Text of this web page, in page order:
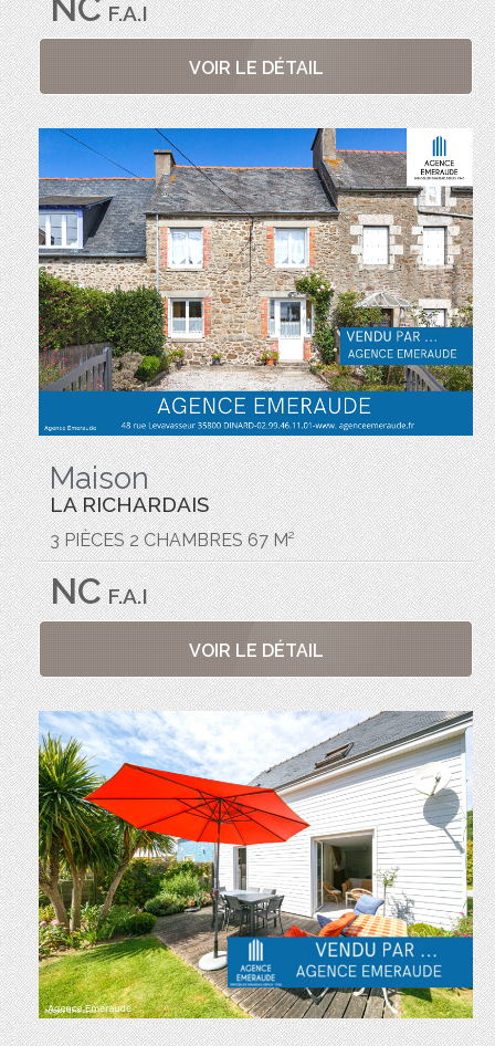
NCF.A.I
VOIR LE DÉTAIL
Maison
LA RICHARDAIS
3 PIÈCES 2 CHAMBRES 67 M²
NCF.A.I
VOIR LE DÉTAIL